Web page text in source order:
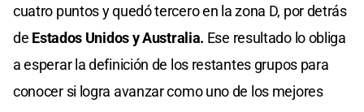
cuatro puntos y quedó tercero en la zona D, por detrás
de Estados Unidos y Australia. Ese resultado lo obliga
a esperar la definición de los restantes grupos para
conocer si logra avanzar como uno de los mejores